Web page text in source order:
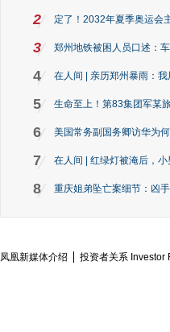
2 定了！2032年夏季奥运会
3 郑州地铁被困人员口述：
4 在人间 | 亲历郑州暴雨：
5 生命至上！第83集团军某
6 美国常务副国务卿访华为
7 在人间 | 红绿灯被淹后，
8 重庆姐弟坠亡案细节：凶
凤凰新媒体介绍 投资者关系 Investor